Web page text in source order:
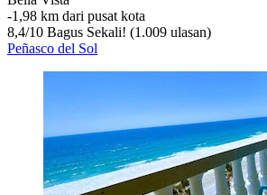
‐1,98 km dari pusat kota
8,4/10 Bagus Sekali! (1.009 ulasan)
Peñasco del Sol